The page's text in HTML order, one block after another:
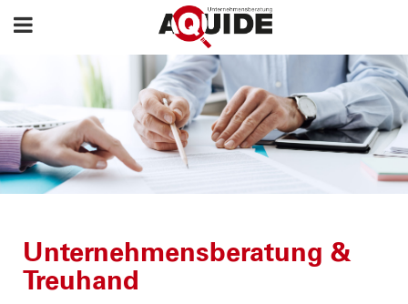
Unternehmensberatung &
Treuhand